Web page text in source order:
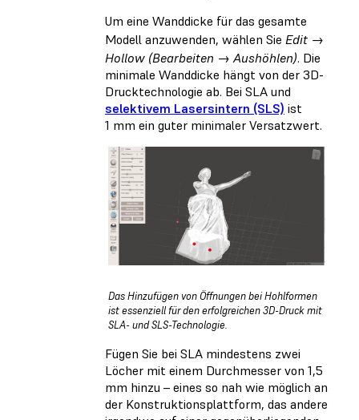
Um eine Wanddicke für das gesamte
Modell anzuwenden, wählen Sie Edit →
Hollow (Bearbeiten → Aushöhlen). Die
minimale Wanddicke hängt von der 3D-
Drucktechnologie ab. Bei SLA und
selektivem Lasersintern (SLS) ist
1 mm ein guter minimaler Versatzwert.
Das Hinzufügen von Öffnungen bei Hohlformen
ist essenziell für den erfolgreichen 3D-Druck mit
SLA- und SLS-Technologie.
Fügen Sie bei SLA mindestens zwei
Löcher mit einem Durchmesser von 1,5
mm hinzu – eines so nah wie möglich an
der Konstruktionsplattform, das andere